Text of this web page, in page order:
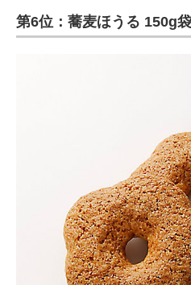
第6位：蕎麦ほうる 150g